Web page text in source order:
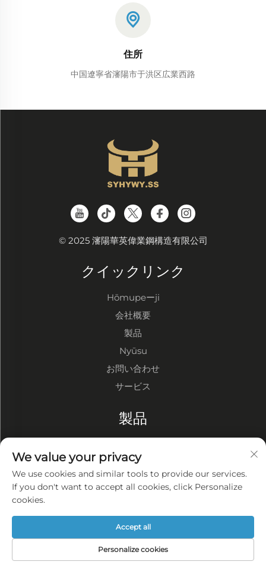
住所
中国遼寧省瀋陽市于洪区広業西路
© 2025 瀋陽華英偉業鋼構造有限公司
クイックリンク
Hōmupeーji
会社概要
製品
Nyūsu
お問い合わせ
サービス
製品
鋼構造工場
鋼構造建物
会社概要
プライバシーポリシー
We value your privacy
We use cookies and similar tools to provide our services.
If you don't want to accept all cookies, click Personalize
cookies.
Personalize cookies
Accept all